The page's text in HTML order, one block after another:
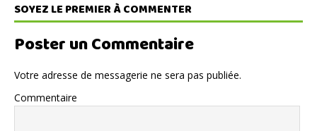
SOYEZ LE PREMIER À COMMENTER
Poster un Commentaire
Votre adresse de messagerie ne sera pas publiée.
Commentaire